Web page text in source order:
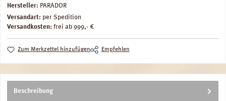
Hersteller: PARADOR
Versandart: per Spedition
Versandkosten: frei ab 999,- €
Zum Merkzettel hinzufügen Empfehlen
Beschreibung